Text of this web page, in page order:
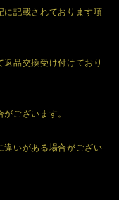
記載されております項
品交換受け付けており
ございます。
違いがある場合がござい